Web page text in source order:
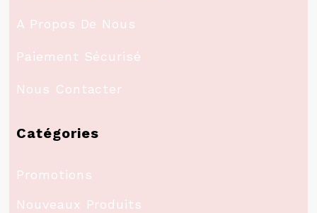
A Propos De Nous
Paiement Sécurisé
Nous Contacter
Catégories
Promotions
Nouveaux Produits